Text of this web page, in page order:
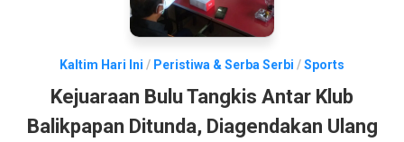
Kaltim Hari Ini / Peristiwa & Serba Serbi /Sports
Kejuaraan Bulu Tangkis Antar Klub
Balikpapan Ditunda, Diagendakan Ulang